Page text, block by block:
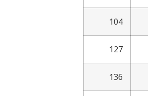
104
127
136